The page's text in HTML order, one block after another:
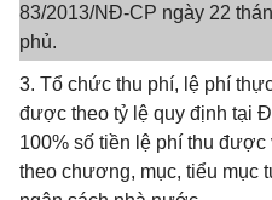
83/2013/NĐ-CP ngày 22
phủ.
3. Tổ chức thu phí, lệ phí
được theo tỷ lệ quy định tại
100% số tiền lệ phí thu
theo chương, mục, tiểu mục